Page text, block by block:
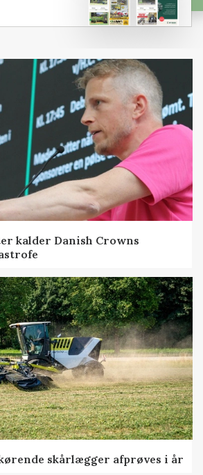
kalder Danish Crowns
skårlægger afprøves i år